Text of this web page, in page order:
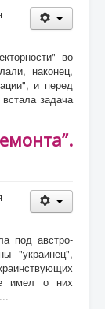
во
наконец,
и перед
задача
под австро-
"украинец",
имел о них